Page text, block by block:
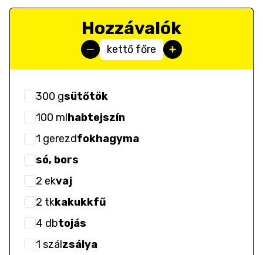
Hozzávalók
kettő főre
300 gsütőtök
100 mlhabtejszín
1 gerezdfokhagyma
só, bors
2 ekvaj
2 tkkakukkfű
4 dbtojás
1 szálzsálya